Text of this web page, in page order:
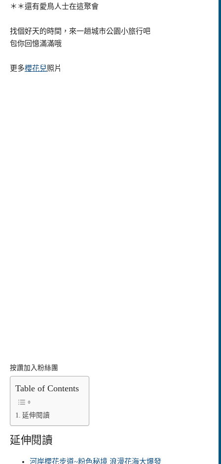
＊＊還有愛鳥人士在這聚會
找個好天的時間，來一趟城市公園小旅行吧
包你回憶滿滿哦
更多櫻花兒照片
按讚加入粉絲團
Table of Contents
延伸閱讀
延伸閱讀
河岸櫻花步道~粉色秘境 浪漫花海大爆發